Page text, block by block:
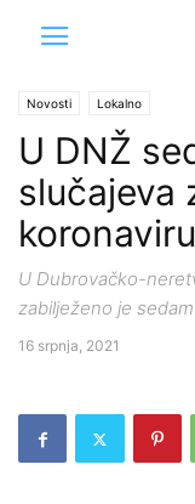
Novosti Lokalno
U DNŽ
slučajeva
U Dubrovačko-
zabilježeno je
16 srpnja, 2021